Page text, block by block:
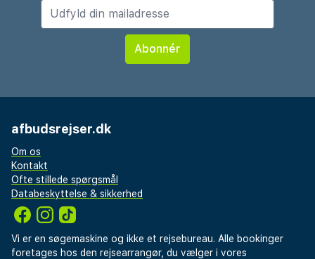
afbudsrejser.dk
Om os
Kontakt
Ofte stillede spørgsmål
Databeskyttelse & sikkerhed
Vi er en søgemaskine og ikke et rejsebureau. Alle bookinger
foretages hos den rejsearrangør, du vælger i vores